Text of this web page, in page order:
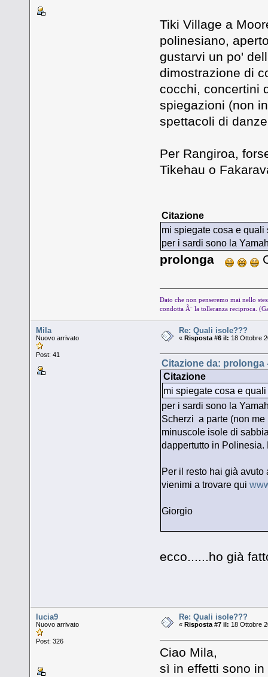
Tiki Village a
polinesiano,
gustarvi un po'
dimostrazione di
cocchi, concertini
spiegazioni (non
spettacoli di
Per Rangiroa,
Tikehau o
Citazione
mi spiegate cosa e quali
per i sardi sono la
prolonga
Dato che non penseremo mai nello
condotta Ã¨ la tolleranza reciproca.
Mila
Nuovo arrivato
Post: 41
Re: Quali isole???
«Risposta #6 il: 18 Ottobre
Citazione da: prolonga
Citazione
mi spiegate cosa e
per i sardi sono la
Scherzi a parte (non
minuscole isole di
dappertutto in Polinesia.
Per il resto hai già
vienimi a trovare qui
Giorgio
ecco......ho già
lucia9
Nuovo arrivato
Post: 326
Re: Quali isole???
«Risposta #7 il: 18 Ottobre
Ciao Mila,
sì in effetti sono